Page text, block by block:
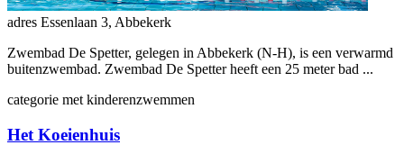
adres Essenlaan 3, Abbekerk
Zwembad De Spetter, gelegen in Abbekerk (N-H), is een verwarmd
buitenzwembad. Zwembad De Spetter heeft een 25 meter bad ...
categorie met kinderenzwemmen
Het Koeienhuis